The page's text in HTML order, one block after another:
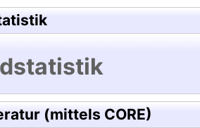
(mittels CORE)